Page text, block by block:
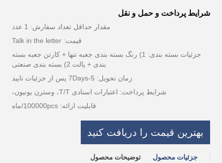
شرایط پرداخت و حمل و نقل
مقدار حداقل تعداد سفارش: 1 عدد
قیمت: Talk in the letter
جزئیات بسته بندی: 1) رنگ بسته بندی جعبه تنها + کارتن جعبه بسته
بندی + پالت 2) بسته بندی صنعتی
زمان تحویل: 5-7Days پس از جزئیات تایید
شرایط پرداخت: اعتبارات اسنادی T/T، وسترن یونیون،
قابلیت ارائه: 100000pcs/ماه
بهترین قیمت را دریافت کنید
جزئیات محصول توضیحات محصول